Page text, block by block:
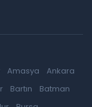
Amasya
Ankara
Bartın
Batman